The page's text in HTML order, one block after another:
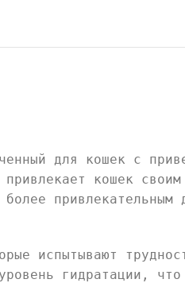
для кошек с
кошек
привлекательным
испытывают
гидратации,